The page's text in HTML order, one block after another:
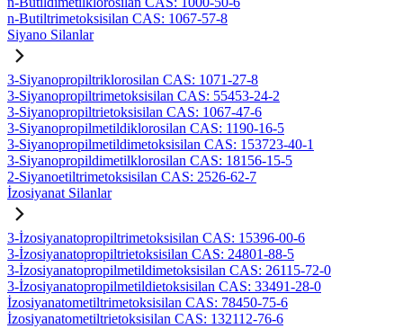
n-Butiltrimetoksisilan CAS: 1067-57-8
Siyano Silanlar
3-Siyanopropiltriklorosilan CAS: 1071-27-8
3-Siyanopropiltrimetoksisilan CAS: 55453-24-2
3-Siyanopropiltrietoksisilan CAS: 1067-47-6
3-Siyanopropilmetildiklorosilan CAS: 1190-16-5
3-Siyanopropilmetildimetoksisilan CAS: 153723-40-1
3-Siyanopropildimetilklorosilan CAS: 18156-15-5
2-Siyanoetiltrimetoksisilan CAS: 2526-62-7
İzosiyanat Silanlar
3-İzosiyanatopropiltrimetoksisilan CAS: 15396-00-6
3-İzosiyanatopropiltrietoksisilan CAS: 24801-88-5
3-İzosiyanatopropilmetildimetoksisilan CAS: 26115-72-0
3-İzosiyanatopropilmetildietoksisilan CAS: 33491-28-0
İzosiyanatometiltrimetoksisilan CAS: 78450-75-6
İzosiyanatometiltrietoksisilan CAS: 132112-76-6